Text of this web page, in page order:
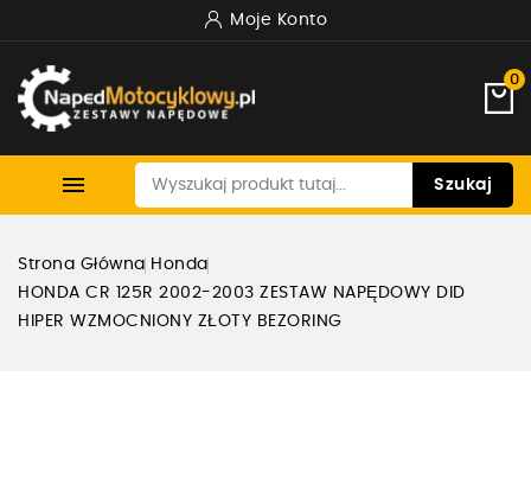
Moje Konto
0
 Szukaj
Strona Główna Honda
HONDA CR 125R 2002-2003 ZESTAW NAPĘDOWY DID
HIPER WZMOCNIONY ZŁOTY BEZORING